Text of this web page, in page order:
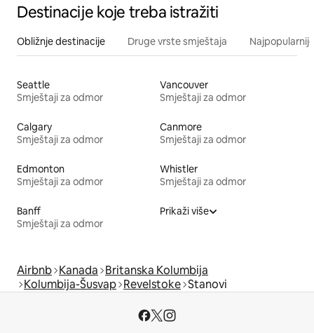
Destinacije koje treba istražiti
Obližnje destinacije Druge vrste smještaja
Seattle
Smještaji za odmor
Vancouver
Smještaji za odmor
Calgary
Smještaji za odmor
Canmore
Smještaji za odmor
Edmonton
Smještaji za odmor
Whistler
Smještaji za odmor
Banff
Smještaji za odmor
Prikaži više
Airbnb Kanada Britanska Kolumbija
Kolumbija-Šusvap Revelstoke Stanovi